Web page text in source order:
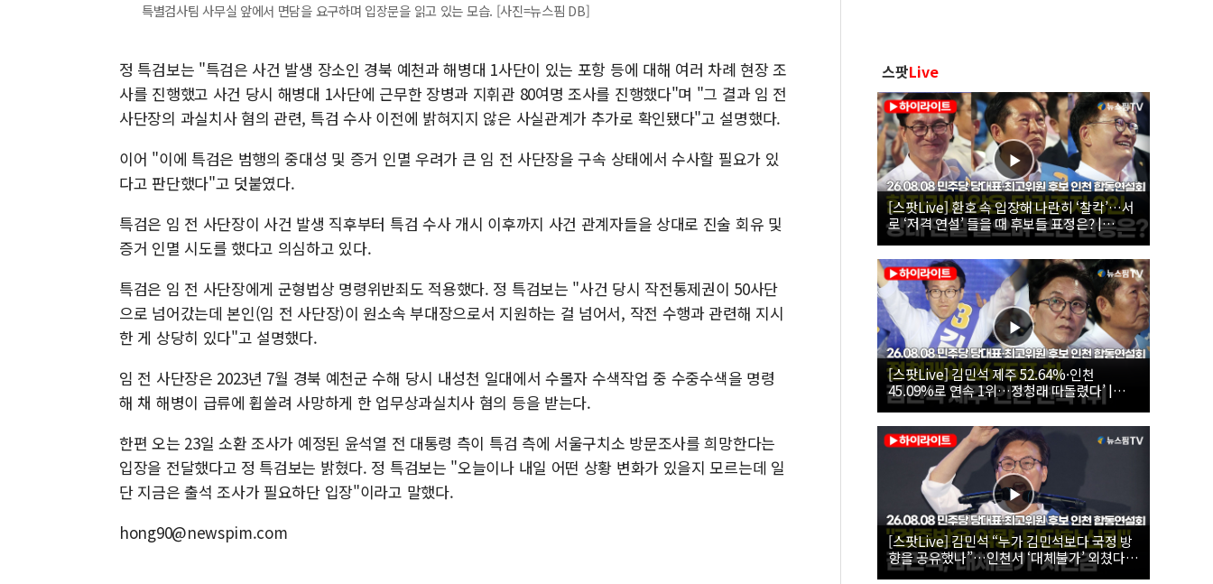
특별검사팀 사무실 앞에서 면담을 요구하며 입장문을 읽고 있는 모습. [사진=뉴스핌 DB]
정 특검보는 "특검은 사건 발생 장소인 경북 예천과 해병대 1사단이 있는 포항 등에 대해 여러 차례 현장 조
사를 진행했고 사건 당시 해병대 1사단에 근무한 장병과 지휘관 80여명 조사를 진행했다"며 "그 결과 임 전
사단장의 과실치사 혐의 관련, 특검 수사 이전에 밝혀지지 않은 사실관계가 추가로 확인됐다"고 설명했다.
이어 "이에 특검은 범행의 중대성 및 증거 인멸 우려가 큰 임 전 사단장을 구속 상태에서 수사할 필요가 있
다고 판단했다"고 덧붙였다.
특검은 임 전 사단장이 사건 발생 직후부터 특검 수사 개시 이후까지 사건 관계자들을 상대로 진술 회유 및
증거 인멸 시도를 했다고 의심하고 있다.
특검은 임 전 사단장에게 군형법상 명령위반죄도 적용했다. 정 특검보는 "사건 당시 작전통제권이 50사단
으로 넘어갔는데 본인(임 전 사단장)이 원소속 부대장으로서 지원하는 걸 넘어서, 작전 수행과 관련해 지시
한 게 상당히 있다"고 설명했다.
임 전 사단장은 2023년 7월 경북 예천군 수해 당시 내성천 일대에서 수몰자 수색작업 중 수중수색을 명령
해 채 해병이 급류에 휩쓸려 사망하게 한 업무상과실치사 혐의 등을 받는다.
한편 오는 23일 소환 조사가 예정된 윤석열 전 대통령 측이 특검 측에 서울구치소 방문조사를 희망한다는
입장을 전달했다고 정 특검보는 밝혔다. 정 특검보는 "오늘이나 내일 어떤 상황 변화가 있을지 모르는데 일
단 지금은 출석 조사가 필요하단 입장"이라고 말했다.
hong90@newspim.com
스팟Live
[스팟Live] 환호 속 입장해 나란히 ‘찰칵’…서
로 ‘저격 연설’ 들을 때 후보들 표정은? |
26.08.08 더불어민주당 당대표·최고위원 후
보 인천 합동연설회
[스팟Live] 김민석 제주 52.64%·인천
45.09%로 연속 1위…정청래 따돌렸다’ |
26.08.08 더불어민주당 당대표·최고위원 후
보 인천 합동연설회
[스팟Live] 김민석 “누가 김민석보다 국정 방
향을 공유했나”…인천서 ‘대체불가’ 외쳤다 |
26.08.08 더불어민주당 당대표·최고위원 후